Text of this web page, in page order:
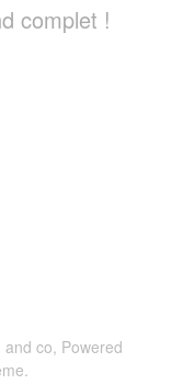
complet !
co, Powered